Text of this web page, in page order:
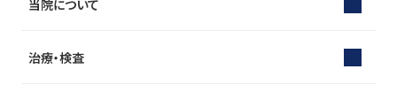
当院について
治療・検査